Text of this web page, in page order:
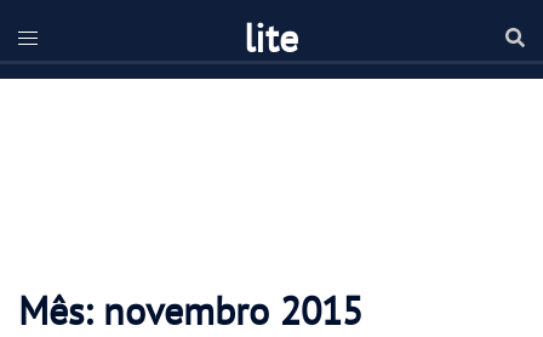
para
o
lite
Mês: novembro 2015